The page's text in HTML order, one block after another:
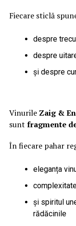
Fiecare sticlă
despre
despre
și despre
Vinurile Zaig &
sunt fragmente
În fiecare pahar
eleganța
și spiritul
rădăcinile